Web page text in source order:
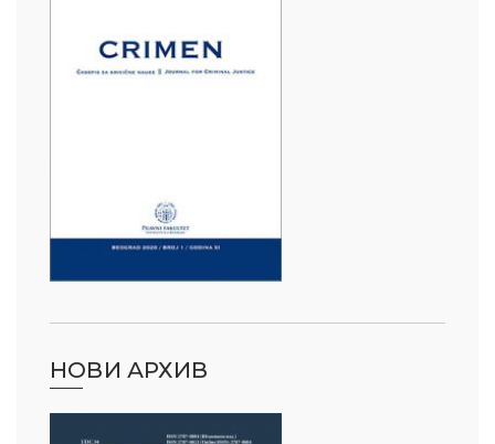
НОВИ АРХИВ